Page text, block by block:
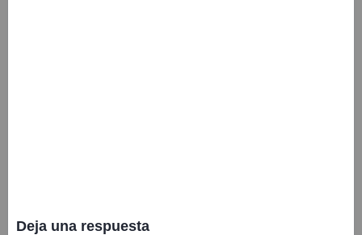
Deja una respuesta